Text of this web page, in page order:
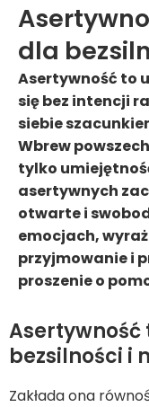
dla
Asertywność to
się bez intencji
siebie
Wbrew
tylko
asertywnych
otwarte i
emocjach,
przyjmowanie i
proszenie o
bezsilności i
Zakłada ona